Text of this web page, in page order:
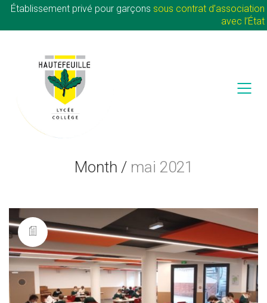
Établissement privé pour garçons sous contrat d’association
avec l’État
Month / mai 2021